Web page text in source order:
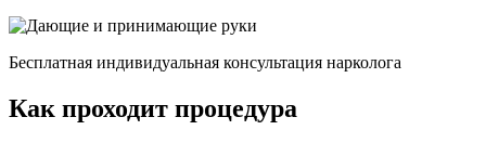
Бесплатная индивидуальная консультация нарколога
Как проходит процедура